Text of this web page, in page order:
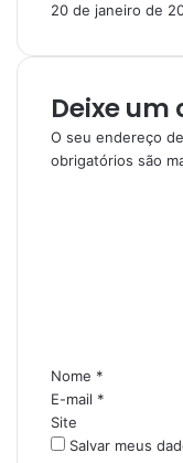
20 de janeiro de
Deixe
O seu endereço
obrigatórios são
i
o
*
Nome *
E-mail *
Site
Salvar meus